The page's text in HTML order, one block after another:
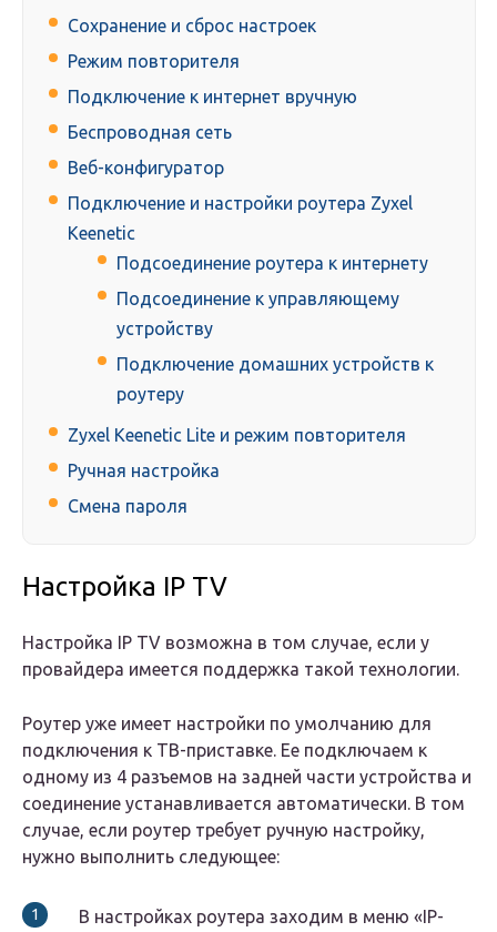
Сохранение и сброс настроек
Режим повторителя
Подключение к интернет вручную
Беспроводная сеть
Веб-конфигуратор
Подключение и настройки роутера Zyxel
Keenetic
Подсоединение роутера к интернету
Подсоединение к управляющему
устройству
Подключение домашних устройств к
роутеру
Zyxel Keenetic Lite и режим повторителя
Ручная настройка
Смена пароля
Настройка IP TV
Настройка IP TV возможна в том случае, если у
провайдера имеется поддержка такой технологии.
Роутер уже имеет настройки по умолчанию для
подключения к ТВ-приставке. Ее подключаем к
одному из 4 разъемов на задней части устройства и
соединение устанавливается автоматически. В том
случае, если роутер требует ручную настройку,
нужно выполнить следующее:
В настройках роутера заходим в меню «IP-